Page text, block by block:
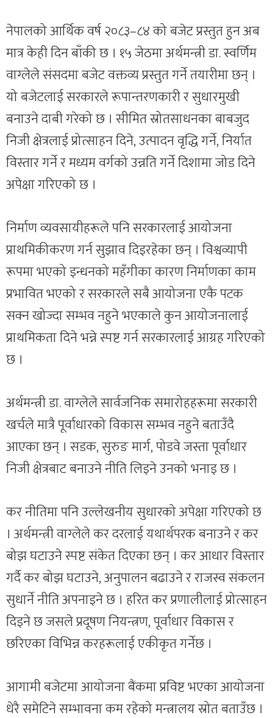
नेपालको आर्थिक वर्ष २०८३–८४ को बजेट प्रस्तुत हुन अब
मात्र केही दिन बाँकी छ । १५ जेठमा अर्थमन्त्री डा. स्वर्णिम
वाग्लेले संसदमा बजेट वक्तव्य प्रस्तुत गर्ने तयारीमा छन् ।
यो बजेटलाई सरकारले रूपान्तरणकारी र सुधारमुखी
बनाउने दाबी गरेको छ । सीमित स्रोतसाधनका बाबजुद
निजी क्षेत्रलाई प्रोत्साहन दिने, उत्पादन वृद्धि गर्ने, निर्यात
विस्तार गर्ने र मध्यम वर्गको उन्नति गर्ने दिशामा जोड दिने
अपेक्षा गरिएको छ ।
निर्माण व्यवसायीहरूले पनि सरकारलाई आयोजना
प्राथमिकीकरण गर्न सुझाव दिइरहेका छन् । विश्वव्यापी
रूपमा भएको इन्धनको महँगीका कारण निर्माणका काम
प्रभावित भएको र सरकारले सबै आयोजना एकै पटक
सक्न खोज्दा सम्भव नहुने भएकाले कुन आयोजनालाई
प्राथमिकता दिने भन्ने स्पष्ट गर्न सरकारलाई आग्रह गरिएको
छ ।
अर्थमन्त्री डा. वाग्लेले सार्वजनिक समारोहहरूमा सरकारी
खर्चले मात्रै पूर्वाधारको विकास सम्भव नहुने बताउँदै
आएका छन् । सडक, सुरुङ मार्ग, पोडवे जस्ता पूर्वाधार
निजी क्षेत्रबाट बनाउने नीति लिइने उनको भनाइ छ ।
कर नीतिमा पनि उल्लेखनीय सुधारको अपेक्षा गरिएको छ
। अर्थमन्त्री वाग्लेले कर दरलाई यथार्थपरक बनाउने र कर
बोझ घटाउने स्पष्ट संकेत दिएका छन् । कर आधार विस्तार
गर्दै कर बोझ घटाउने, अनुपालन बढाउने र राजस्व संकलन
सुधार्ने नीति अपनाइने छ । हरित कर प्रणालीलाई प्रोत्साहन
दिइने छ जसले प्रदूषण नियन्त्रण, पूर्वाधार विकास र
छरिएका विभिन्न करहरूलाई एकीकृत गर्नेछ ।
आगामी बजेटमा आयोजना बैंकमा प्रविष्ट भएका आयोजना
धेरै समेटिने सम्भावना कम रहेको मन्त्रालय स्रोत बताउँछ ।